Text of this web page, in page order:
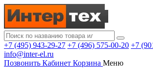
+7 (495) 943-29-27 +7 (496) 575-00-20 +7
info@inter-el.ru
Позвонить Кабинет Корзина Меню